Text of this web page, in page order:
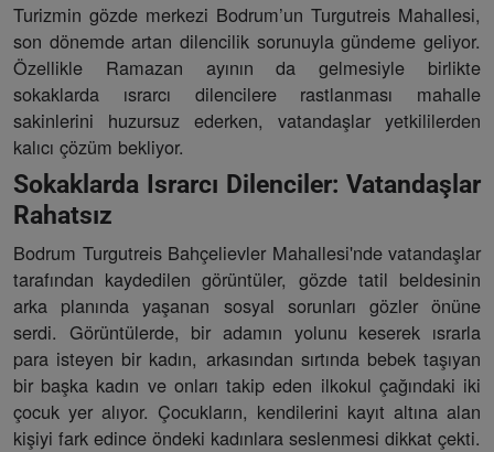
Turizmin gözde merkezi Bodrum’un Turgutreis Mahallesi,
son dönemde artan dilencilik sorunuyla gündeme geliyor.
Özellikle Ramazan ayının da gelmesiyle birlikte
sokaklarda ısrarcı dilencilere rastlanması mahalle
sakinlerini huzursuz ederken, vatandaşlar yetkililerden
kalıcı çözüm bekliyor.
Sokaklarda Israrcı Dilenciler: Vatandaşlar
Rahatsız
Bodrum Turgutreis Bahçelievler Mahallesi'nde vatandaşlar
tarafından kaydedilen görüntüler, gözde tatil beldesinin
arka planında yaşanan sosyal sorunları gözler önüne
serdi. Görüntülerde, bir adamın yolunu keserek ısrarla
para isteyen bir kadın, arkasından sırtında bebek taşıyan
bir başka kadın ve onları takip eden ilkokul çağındaki iki
çocuk yer alıyor. Çocukların, kendilerini kayıt altına alan
kişiyi fark edince öndeki kadınlara seslenmesi dikkat çekti.